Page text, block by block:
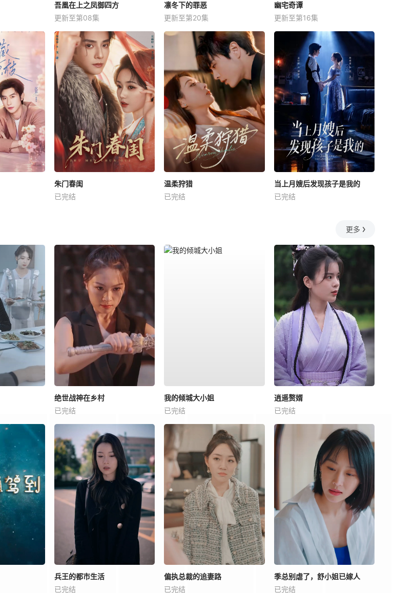
吾凰在上之凤御四方
更新至第08集
凛冬下的罪恶
更新至第20集
幽宅奇谭
更新至第16集
朱门春闺
已完结
温柔狩猎
已完结
当上月嫂后发现孩子是我的
已完结
更多
绝世战神在乡村
已完结
我的倾城大小姐
已完结
逍遥赘婿
已完结
兵王的都市生活
已完结
偏执总裁的追妻路
已完结
季总别虐了，舒小姐已嫁人
已完结